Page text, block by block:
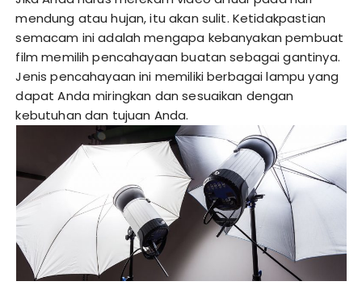
mendung atau hujan, itu akan sulit. Ketidakpastian
semacam ini adalah mengapa kebanyakan pembuat
film memilih pencahayaan buatan sebagai gantinya.
Jenis pencahayaan ini memiliki berbagai lampu yang
dapat Anda miringkan dan sesuaikan dengan
kebutuhan dan tujuan Anda.